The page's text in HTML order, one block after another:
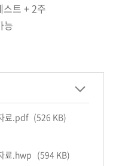
스트 + 2주
능
료.pdf (526 KB)
료.hwp (594 KB)